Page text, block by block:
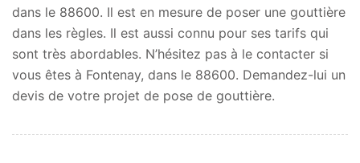
dans le 88600. Il est en mesure de poser une gouttière
dans les règles. Il est aussi connu pour ses tarifs qui
sont très abordables. N’hésitez pas à le contacter si
vous êtes à Fontenay, dans le 88600. Demandez-lui un
devis de votre projet de pose de gouttière.